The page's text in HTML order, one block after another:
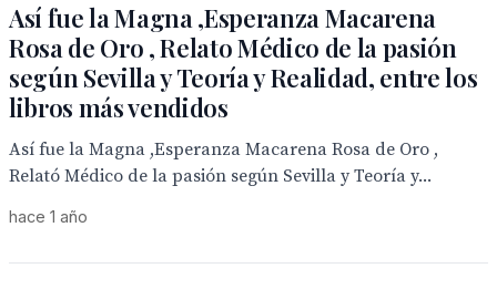
Así fue la Magna ,Esperanza Macarena
Rosa de Oro , Relato Médico de la pasión
según Sevilla y Teoría y Realidad, entre los
libros más vendidos
Así fue la Magna ,Esperanza Macarena Rosa de Oro ,
Relató Médico de la pasión según Sevilla y Teoría y...
hace 1 año